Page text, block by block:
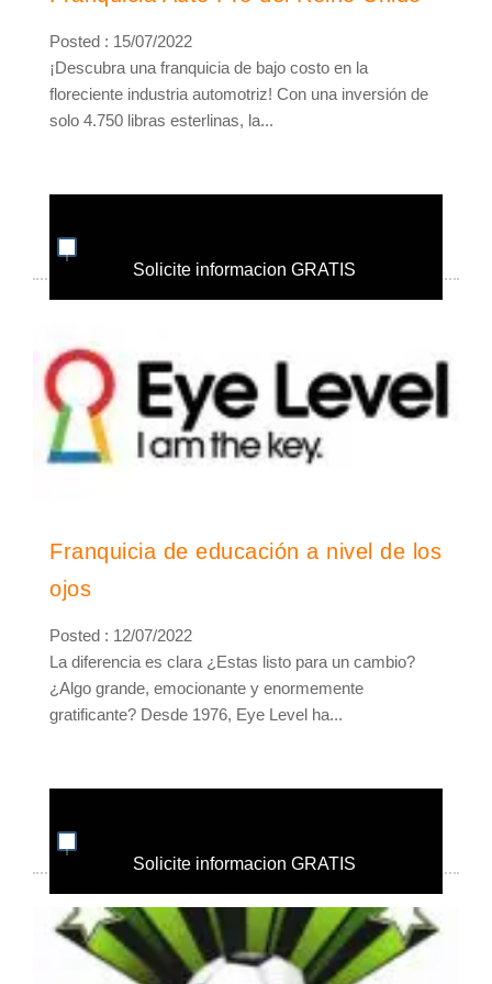
Posted : 15/07/2022
¡Descubra una franquicia de bajo costo en la
floreciente industria automotriz! Con una inversión de
solo 4.750 libras esterlinas, la...
Solicite informacion GRATIS
Franquicia de educación a nivel de los
ojos
Posted : 12/07/2022
La diferencia es clara ¿Estas listo para un cambio?
¿Algo grande, emocionante y enormemente
gratificante? Desde 1976, Eye Level ha...
Solicite informacion GRATIS